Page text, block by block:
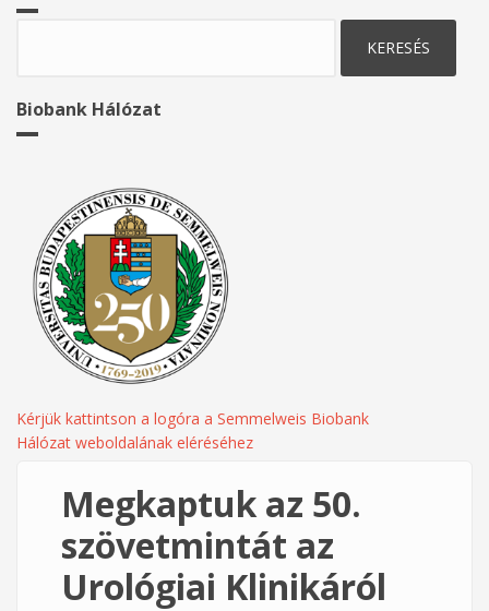
Biobank Hálózat
Kérjük kattintson a logóra a Semmelweis Biobank
Hálózat weboldalának eléréséhez
Megkaptuk az 50.
szövetmintát az
Urológiai Klinikáról